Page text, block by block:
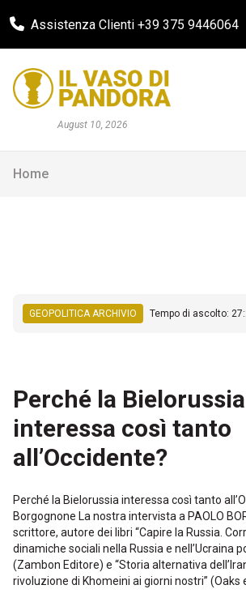
Assistenza Clienti +39 375 9446064
August 10, 2026
Home
GEOPOLITICA ARCHIVIO Tempo di ascolto:
Perché la Bielorussia
interessa così tanto
all’Occidente?
Perché la Bielorussia interessa così tanto
Borgognone La nostra intervista a PAOLO
scrittore, autore dei libri “Capire la Russia.
dinamiche sociali nella Russia e nell’Ucraina
(Zambon Editore) e “Storia alternativa
rivoluzione di Khomeini ai giorni nostri” (Oaks